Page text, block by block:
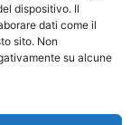
dispositivo. Il
dati come il
sito. Non
su alcune
PRIVACY